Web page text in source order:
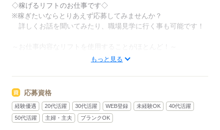
◇稼げるリフトのお仕事です◇
※稼ぎたいならとりあえず応募してみませんか？
詳しくお話を聞いてみたり、職場見学に行く事も可能です！
☆工場内でリフトを使った、資材運搬やピッキング！
＼50代も活躍できる職場／
4勤2休で日勤or夜勤の交代or日祝休みの日勤のみで選択可能で
す！
もっと見る
応募資格
経験優遇 20代活躍 30代活躍 WEB登録 未経験OK
40代活躍
50代活躍
主婦・主夫 ブランクOK